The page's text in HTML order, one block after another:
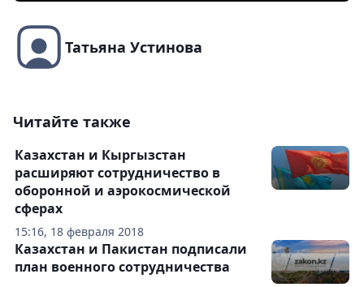
Татьяна Устинова
Читайте также
15:16, 18 февраля 2018
Казахстан и Кыргызстан
расширяют сотрудничество в
оборонной и аэрокосмической
сферах
Казахстан и Пакистан подписали
план военного сотрудничества